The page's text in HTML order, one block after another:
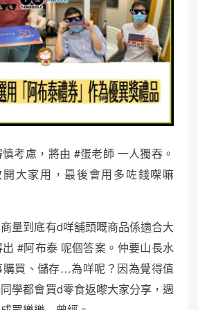
考慮，將由 #蛋老師 一人獨吞。
大家用，最後會用多咗錢㗎嘛
量到底有d咩舖頭嘅商品係適合大
#阿布泰 呢個答案。仲要山長水
買、儲存…為咩呢？因為覺得值
學都會買d零食返嚟大家分享，週